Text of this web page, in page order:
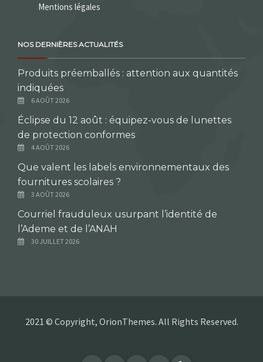
Mentions légales
NOS DERNIÈRES ACTUALITÉS
Produits préemballés : attention aux quantités
indiquées
6 AOÛT 2026
Éclipse du 12 août : équipez-vous de lunettes
de protection conformes
4 AOÛT 2026
Que valent les labels environnementaux des
fournitures scolaires ?
3 AOÛT 2026
Courriel frauduleux usurpant l’identité de
l’Ademe et de l’ANAH
30 JUILLET 2026
2021 © Copyright, OrionThemes. All Rights Reserved.